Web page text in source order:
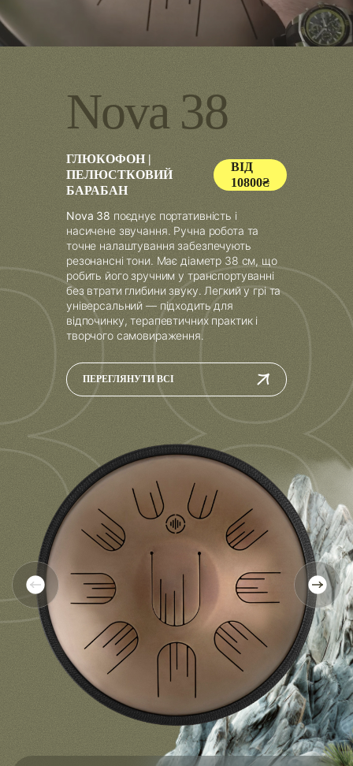
Nova 38
ГЛЮКОФОН |
ПЕЛЮСТКОВИЙ
БАРАБАН
ВІД
10800₴
Nova 38 поєднує портативність і
насичене звучання. Ручна робота та
точне налаштування забезпечують
резонансні тони. Має діаметр 38 см, що
робить його зручним у транспортуванні
без втрати глибини звуку. Легкий у грі та
універсальний — підходить для
відпочинку, терапевтичних практик і
творчого самовираження.
ПЕРЕГЛЯНУТИ ВСІ